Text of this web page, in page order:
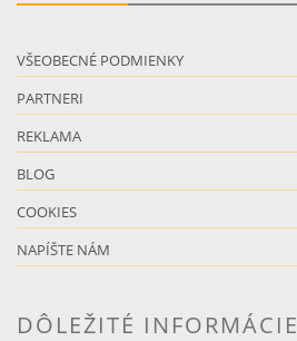
VŠEOBECNÉ PODMIENKY
PARTNERI
REKLAMA
BLOG
COOKIES
NAPÍŠTE NÁM
DÔLEŽITÉ INFORMÁCIE